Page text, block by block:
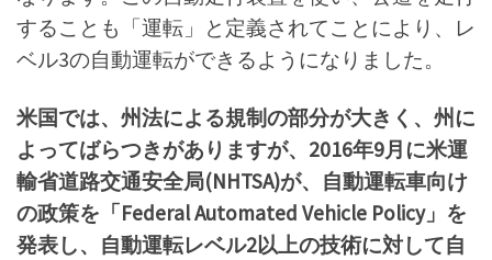
することも「運転」と定義されてことにより、レ
ベル3の自動運転ができるようになりました。
米国では、州法による規制の部分が大きく、州に
よってばらつきがありますが、2016年9月に米運
輸省道路交通安全局(NHTSA)が、自動運転車向け
の政策を「Federal Automated Vehicle Policy」を
発表し、自動運転レベル2以上の技術に対して自